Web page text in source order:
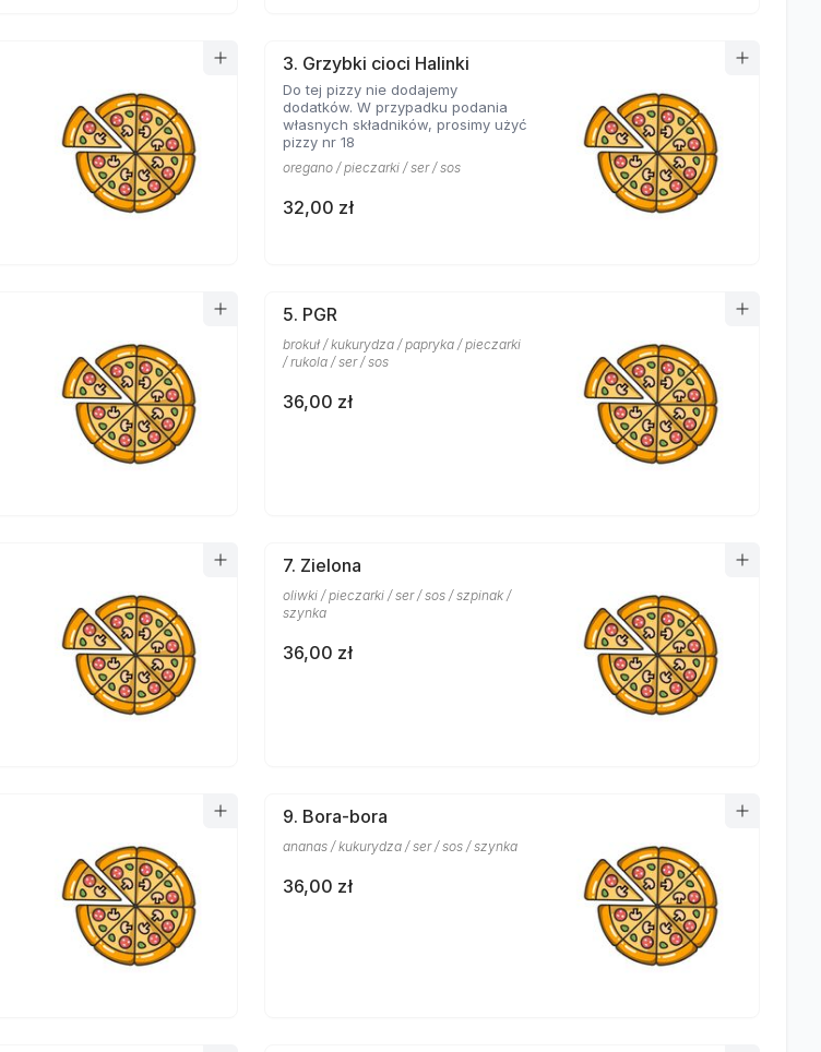
3. Grzybki cioci Halinki
Do tej pizzy nie dodajemy
dodatków. W przypadku podania
własnych składników, prosimy użyć
pizzy nr 18
oregano / pieczarki / ser / sos
32,00 zł
5. PGR
brokuł / kukurydza / papryka / pieczarki
/ rukola / ser / sos
36,00 zł
7. Zielona
oliwki / pieczarki / ser / sos / szpinak /
szynka
36,00 zł
9. Bora-bora
ananas / kukurydza / ser / sos / szynka
36,00 zł